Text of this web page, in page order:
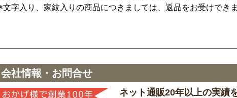
文字入り、家紋入りの商品につきましては、返品をお受けでき
会社情報・お問合せ
ネット通販20年以上の実績